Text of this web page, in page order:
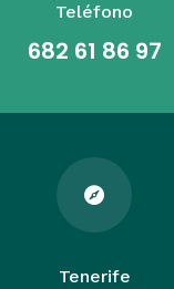
Teléfono
682 61 86 97

Tenerife